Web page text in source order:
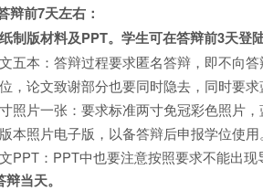
辩前7天左右：
制版材料及PPT。学生可在答辩前3天登
五本：答辩过程要求匿名答辩，即不向
，论文致谢部分也要同时隐去，同时要
照片一张：要求标准两寸免冠彩色照片
本照片电子版，以备答辩后申报学位使用。
PPT：PPT中也要注意按照要求不能出现
辩当天。